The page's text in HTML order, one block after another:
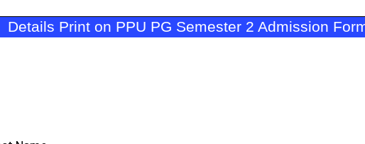
Details Print on PPU PG Semester 2 Admission